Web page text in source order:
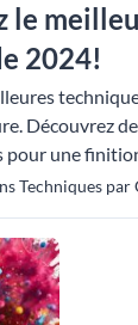
le
2024!
Découvrez
pour une
Techniques par